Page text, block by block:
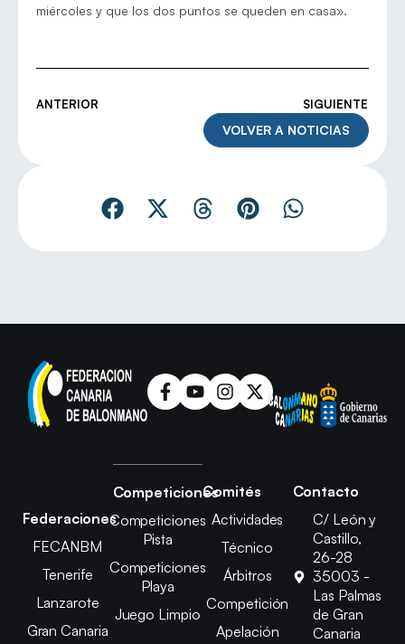
miércoles y que los dos puntos se queden en casa».
ANTERIOR SIGUIENTE
VOLVER A NOTICIAS
Federaciones
FECANBM
Tenerife
Lanzarote
Gran Canaria
Competiciones
Competiciones
Pista
Competiciones
Playa
Juego Limpio
Comités
Actividades
Técnico
Árbitros
Competición
Apelación
Contacto
C/ León y
Castillo,
26-28
35003 -
Las Palmas
de Gran
Canaria